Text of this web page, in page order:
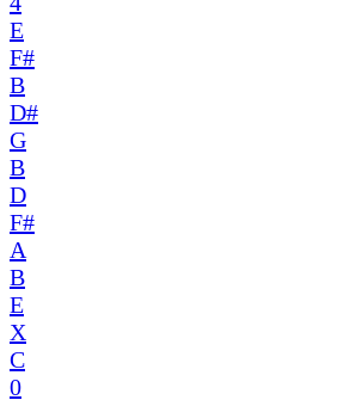
E
F#
B
D#
G
B
D
F#
A
B
E
X
C
0